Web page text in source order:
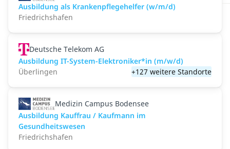
Ausbildung als Krankenpflegehelfer (w/m/d)
Friedrichshafen
Deutsche Telekom AG
Ausbildung IT-System-Elektroniker*in (m/w/d)
Überlingen
+127 weitere Standorte
Medizin Campus Bodensee
Ausbildung Kauffrau / Kaufmann im
Gesundheitswesen
Friedrichshafen